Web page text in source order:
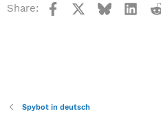
Share: Facebook Bluesky
Spybot in deutsch